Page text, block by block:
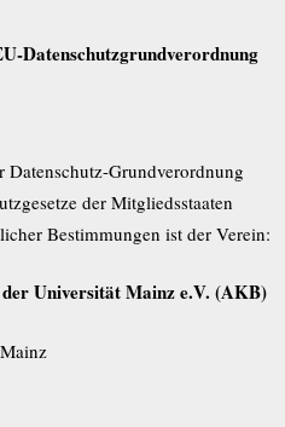
Datenschutzgrundverordnung
Grundverordnung
der Mitgliedsstaaten
Bestimmungen ist der Verein:
Universität Mainz e.V. (AKB)